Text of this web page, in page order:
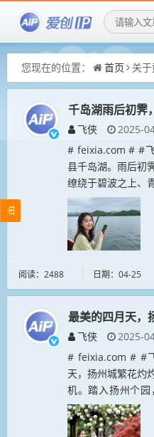
您现在的位置： 首页 关于
千岛湖雨后初霁
飞侠
2025-
# feixia.com # #
县千岛湖。雨后初
缭绕于碧波之上、
宛若人间仙境。...
阅读：2488 日期：04-25
最美的四月天，
飞侠
2025-
# feixia.com # #
天，扬州城繁花灼
机。踏入扬州个
—— 木绣球与红枫
最为别致的“双...